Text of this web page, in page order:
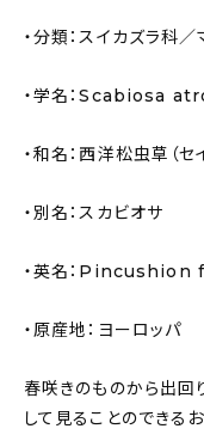
・分類：スイカズラ科
・学名：Scabiosa
・和名：西洋松虫草（セ
・別名：スカビオサ
・英名：
・原産地：ヨーロッパ
春咲きのものから出回
して見ることのできるお